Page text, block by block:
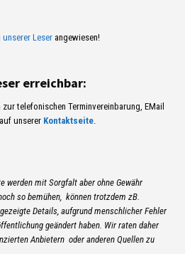
Leser angewiesen!
erreichbar:
telefonischen Terminvereinbarung, EMail
unserer Kontaktseite.
werden mit Sorgfalt aber ohne Gewähr
so bemühen, können trotzdem zB.
Details, aufgrund menschlicher Fehler
geändert haben. Wir raten daher
Anbietern oder anderen Quellen zu